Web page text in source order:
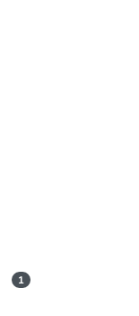
1